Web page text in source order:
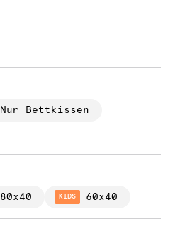
Nur Bettkissen
80x40 KIDS 60x40